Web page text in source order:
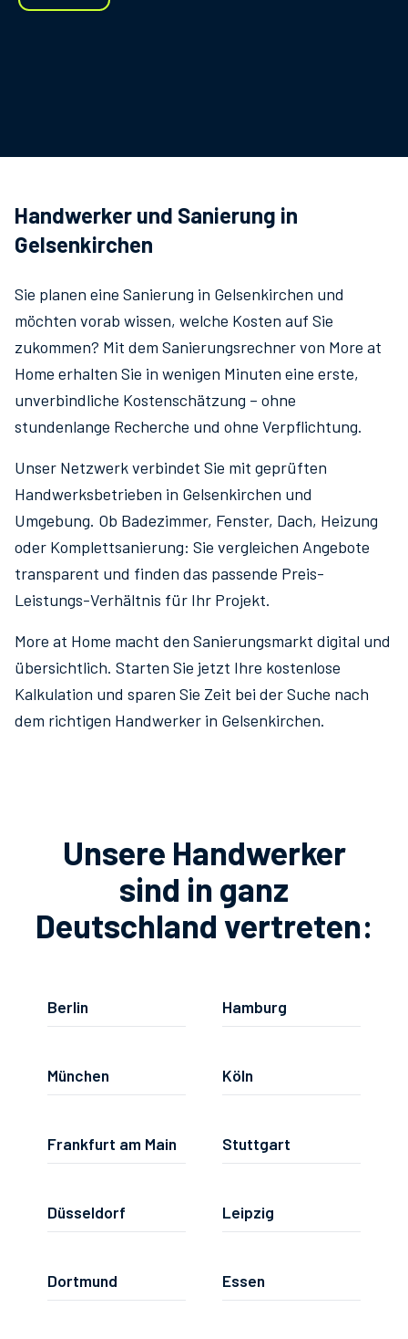
Handwerker und Sanierung in
Gelsenkirchen
Sie planen eine Sanierung in Gelsenkirchen und
möchten vorab wissen, welche Kosten auf Sie
zukommen? Mit dem Sanierungsrechner von More at
Home erhalten Sie in wenigen Minuten eine erste,
unverbindliche Kostenschätzung – ohne
stundenlange Recherche und ohne Verpflichtung.
Unser Netzwerk verbindet Sie mit geprüften
Handwerksbetrieben in Gelsenkirchen und
Umgebung. Ob Badezimmer, Fenster, Dach, Heizung
oder Komplettsanierung: Sie vergleichen Angebote
transparent und finden das passende Preis-
Leistungs-Verhältnis für Ihr Projekt.
More at Home macht den Sanierungsmarkt digital und
übersichtlich. Starten Sie jetzt Ihre kostenlose
Kalkulation und sparen Sie Zeit bei der Suche nach
dem richtigen Handwerker in Gelsenkirchen.
Unsere Handwerker
sind in ganz
Deutschland vertreten:
Berlin Hamburg
München Köln
Frankfurt am Main Stuttgart
Düsseldorf Leipzig
Dortmund Essen